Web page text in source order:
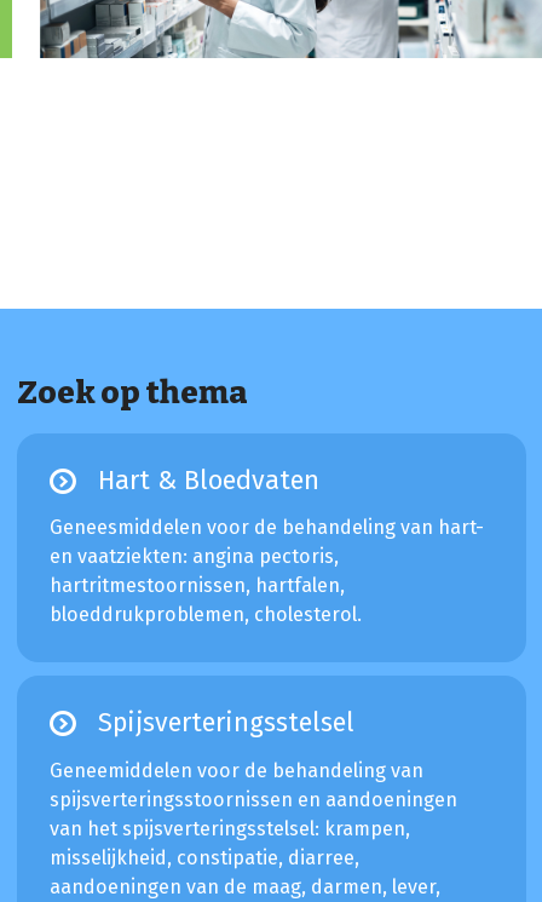
Zoek op thema
Hart & Bloedvaten
Geneesmiddelen voor de behandeling van hart-
en vaatziekten: angina pectoris,
hartritmestoornissen, hartfalen,
bloeddrukproblemen, cholesterol.
Spijsverteringsstelsel
Geneemiddelen voor de behandeling van
spijsverteringsstoornissen en aandoeningen
van het spijsverteringsstelsel: krampen,
misselijkheid, constipatie, diarree,
aandoeningen van de maag, darmen, lever,